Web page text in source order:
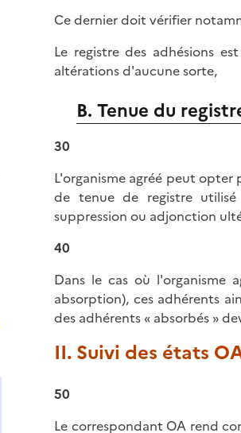
Ce dernier doit vérifier
Le registre des adhésions
altérations d'aucune sorte,
B. Tenue du
30
L'organisme agréé peut
de tenue de registre
suppression ou adjonction
40
Dans le cas où l'organisme
absorption), ces adhérents
des adhérents « absorbés »
II. Suivi des états
50
Le correspondant OA rend